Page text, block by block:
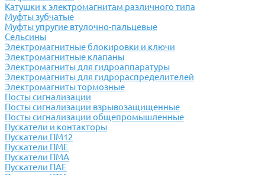
Катушки к электромагнитам различного типа
Муфты зубчатые
Муфты упругие втулочно-пальцевые
Сельсины
Электромагнитные блокировки и ключи
Электромагнитные клапаны
Электромагниты для гидроаппаратуры
Электромагниты для гидрораспределителей
Электромагниты тормозные
Посты сигнализации
Посты сигнализации взрывозащищенные
Посты сигнализации общепромышленные
Пускатели и контакторы
Пускатели ПМ12
Пускатели ПМЕ
Пускатели ПМА
Пускатели ПАЕ